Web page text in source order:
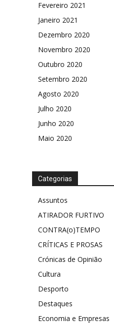
Fevereiro 2021
Janeiro 2021
Dezembro 2020
Novembro 2020
Outubro 2020
Setembro 2020
Agosto 2020
Julho 2020
Junho 2020
Maio 2020
Categorias
Assuntos
ATIRADOR FURTIVO
CONTRA(o)TEMPO
CRÍTICAS E PROSAS
Crónicas de Opinião
Cultura
Desporto
Destaques
Economia e Empresas